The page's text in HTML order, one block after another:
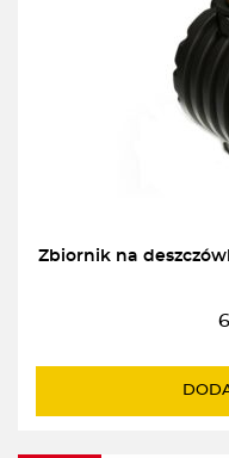
Zbiornik na